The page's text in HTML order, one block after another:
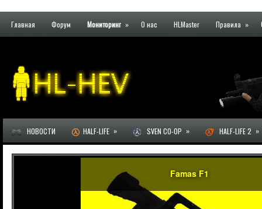
Главная Форум Мониторинг » О нас HLMaster Правила »
НОВОСТИ HALF-LIFE » SVEN CO-OP » HALF-LIFE 2 »
Famas F1